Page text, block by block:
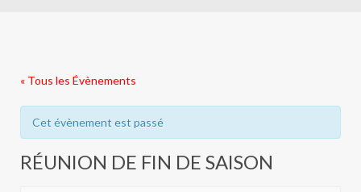
« Tous les Évènements
Cet évènement est passé
RÉUNION DE FIN DE SAISON